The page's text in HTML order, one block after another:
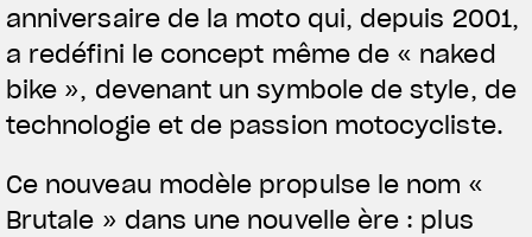
anniversaire de la moto qui, depuis 2001,
a redéfini le concept même de « naked
bike », devenant un symbole de style, de
technologie et de passion motocycliste.
Ce nouveau modèle propulse le nom «
Brutale » dans une nouvelle ère : plus